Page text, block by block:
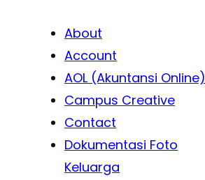
About
Account
AOL (Akuntansi Online)
Campus Creative
Contact
Dokumentasi Foto
Keluarga